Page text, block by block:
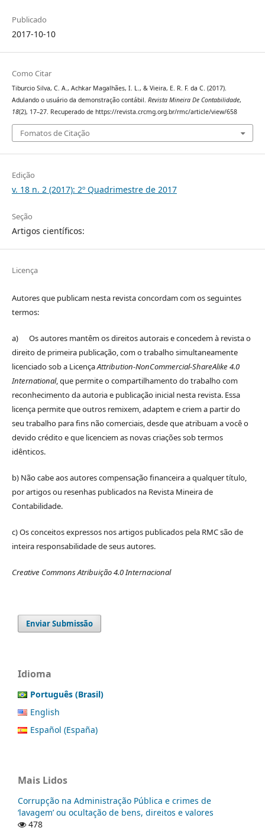
Publicado
2017-10-10
Como Citar
Tiburcio Silva, C. A., Achkar Magalhães, I. L., & Vieira, E. R. F. da C. (2017).
Adulando o usuário da demonstração contábil. Revista Mineira De Contabilidade,
18(2), 17–27. Recuperado de https://revista.crcmg.org.br/rmc/article/view/658
Fomatos de Citação
Edição
v. 18 n. 2 (2017): 2º Quadrimestre de 2017
Seção
Artigos científicos:
Licença
Autores que publicam nesta revista concordam com os seguintes
termos:
a) Os autores mantêm os direitos autorais e concedem à revista o
direito de primeira publicação, com o trabalho simultaneamente
licenciado sob a LicençaAttribution-NonCommercial-ShareAlike 4.0
International, que permite o compartilhamento do trabalho com
reconhecimento da autoria e publicação inicial nesta revista. Essa
licença permite que outros remixem, adaptem e criem a partir do
seu trabalho para fins não comerciais, desde que atribuam a você o
devido crédito e que licenciem as novas criações sob termos
idênticos.
b) Não cabe aos autores compensação financeira a qualquer título,
por artigos ou resenhas publicados na Revista Mineira de
Contabilidade.
c) Os conceitos expressos nos artigos publicados pela RMC são de
inteira responsabilidade de seus autores.
Creative Commons Atribuição 4.0 Internacional
Enviar Submissão
Idioma
Português (Brasil)
English
Español (España)
Mais Lidos
Corrupção na Administração Pública e crimes de
‘lavagem’ ou ocultação de bens, direitos e valores
478